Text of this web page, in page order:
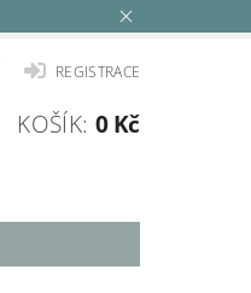
REGISTRACE
KOŠÍK: 0 Kč